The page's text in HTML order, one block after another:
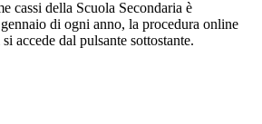
cassi della Scuola Secondaria è
di ogni anno, la procedura online
accede dal pulsante sottostante.